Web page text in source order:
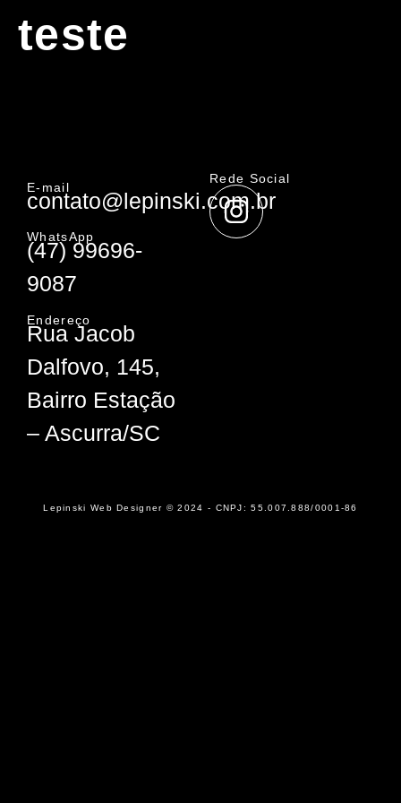
teste
E-mail
contato@lepinski.com.br
WhatsApp
(47) 99696-
9087
Endereço
Rua Jacob
Dalfovo, 145,
Bairro Estação
– Ascurra/SC
Rede Social
Lepinski Web Designer © 2024 - CNPJ: 55.007.888/0001-86